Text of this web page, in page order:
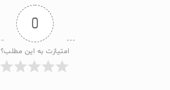
0
امتیازت به این مطلب؟